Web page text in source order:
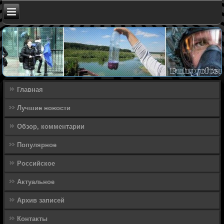
Главная
Лучшие новости
Обзор, комментарии
Популярное
Российское
Актуальное
Архив записей
Контакты